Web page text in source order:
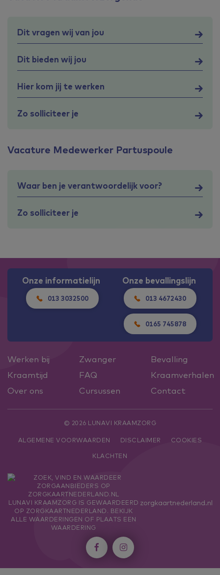
Dit vragen wij van jou
Dit bieden wij jou
Hier kom jij te werken
Zo solliciteer je
Vacature Medewerker Partuspoule
Waar ben je verantwoordelijk voor?
Zo solliciteer je
Onze informatielijn
013 3032500
Onze bevallingslijn
013 4672430
0165 745878
Werken bij Zwanger
Bevalling
Kraamtijd
FAQ
Kraamverhalen
Over ons
Cursussen Contact
© 2026 LUNAVI KRAAMZORG
ALGEMENE VOORWAARDEN DISCLAIMER
COOKIES
KLACHTEN
LUNAVI KRAAMZORG IS GEWAARDEERD
OP ZORGKAARTNEDERLAND. BEKIJK
ALLE WAARDERINGEN OF PLAATS EEN
WAARDERING
zorgkaartnederland.nl
 